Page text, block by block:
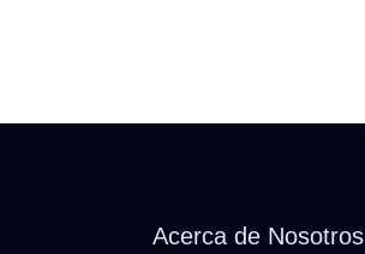
Acerca de Nosotros